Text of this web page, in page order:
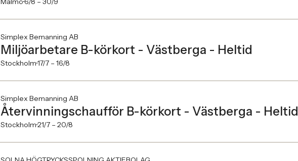
Simplex Bemanning AB
Miljöarbetare B-körkort - Västberga - Heltid
Stockholm17/7 – 16/8
Simplex Bemanning AB
Återvinningschaufför B-körkort - Västberga - Heltid
Stockholm21/7 – 20/8